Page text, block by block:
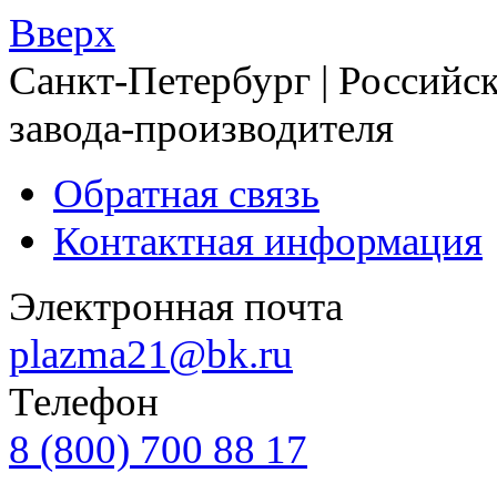
Вверх
Санкт-Петербург |
завода-производителя
Обратная связь
Контактная информация
Электронная почта
plazma21@bk.ru
Телефон
8 (800) 700 88 17